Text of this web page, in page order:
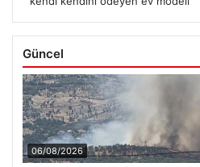
Güncel
06/08/2026